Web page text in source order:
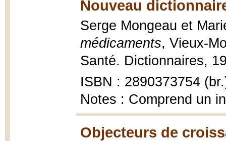
Nouveau
Serge Mongeau et
médicaments, Vieux-
Santé. Dictionnaires,
ISBN : 2890373754
Notes : Comprend un
Objecteurs de